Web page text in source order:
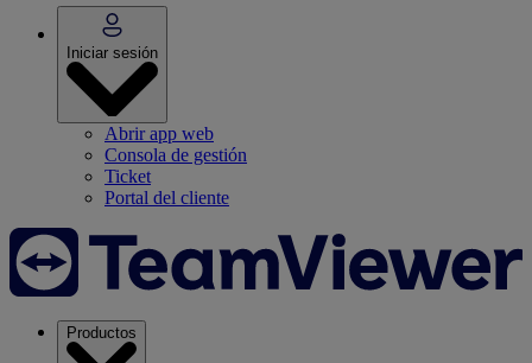
Iniciar sesión
Abrir app web
Consola de gestión
Ticket
Portal del cliente
Productos